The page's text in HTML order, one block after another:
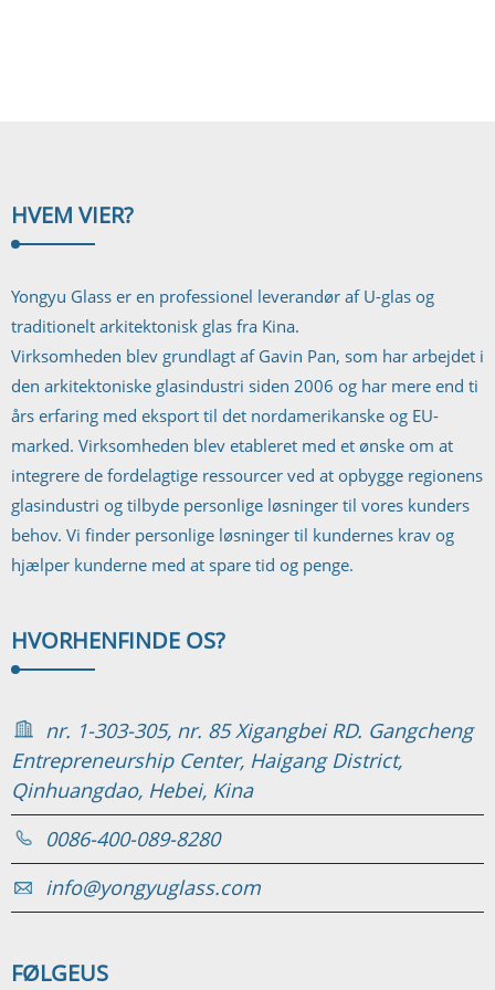
HVEM VIER?
Yongyu Glass er en professionel leverandør af U-glas og
traditionelt arkitektonisk glas fra Kina.
Virksomheden blev grundlagt af Gavin Pan, som har arbejdet i
den arkitektoniske glasindustri siden 2006 og har mere end ti
års erfaring med eksport til det nordamerikanske og EU-
marked. Virksomheden blev etableret med et ønske om at
integrere de fordelagtige ressourcer ved at opbygge regionens
glasindustri og tilbyde personlige løsninger til vores kunders
behov. Vi finder personlige løsninger til kundernes krav og
hjælper kunderne med at spare tid og penge.
HVORHENFINDE OS?
nr. 1-303-305, nr. 85 Xigangbei RD. Gangcheng
Entrepreneurship Center, Haigang District,
Qinhuangdao, Hebei, Kina
0086-400-089-8280
info@yongyuglass.com
FØLGEUS